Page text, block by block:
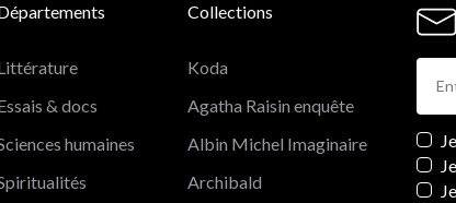
& docs
humaines
Collections
Koda
Agatha Raisin enquête
Albin Michel Imaginaire
Archibald